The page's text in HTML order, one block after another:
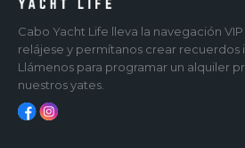
Cabo Yacht Life lleva la navegación
relájese y permítanos crear recuerdos
Llámenos para programar un alquiler
nuestros yates.